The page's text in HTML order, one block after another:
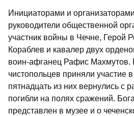
Инициаторами и
руководители общественной
участник войны в Чечне, Герой
Кораблев и кавалер двух
воин-афганец Рафис Махмутов.
чистопольцев приняли участие
пятнадцать из них вернулись с
погибли на полях сражений.
представлен в музее и о